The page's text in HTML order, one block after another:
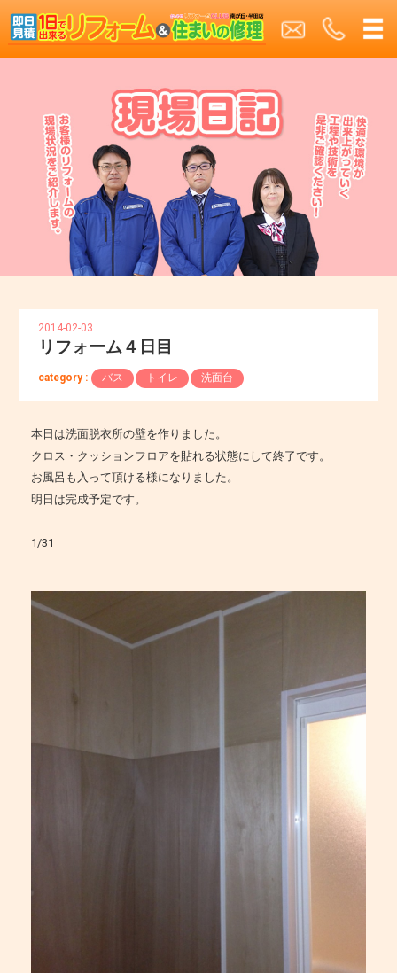
2014-02-03
リフォーム４日目
category : バス トイレ 洗面台
本日は洗面脱衣所の壁を作りました。
クロス・クッションフロアを貼れる状態にして終了です。
お風呂も入って頂ける様になりました。
明日は完成予定です。
1/31